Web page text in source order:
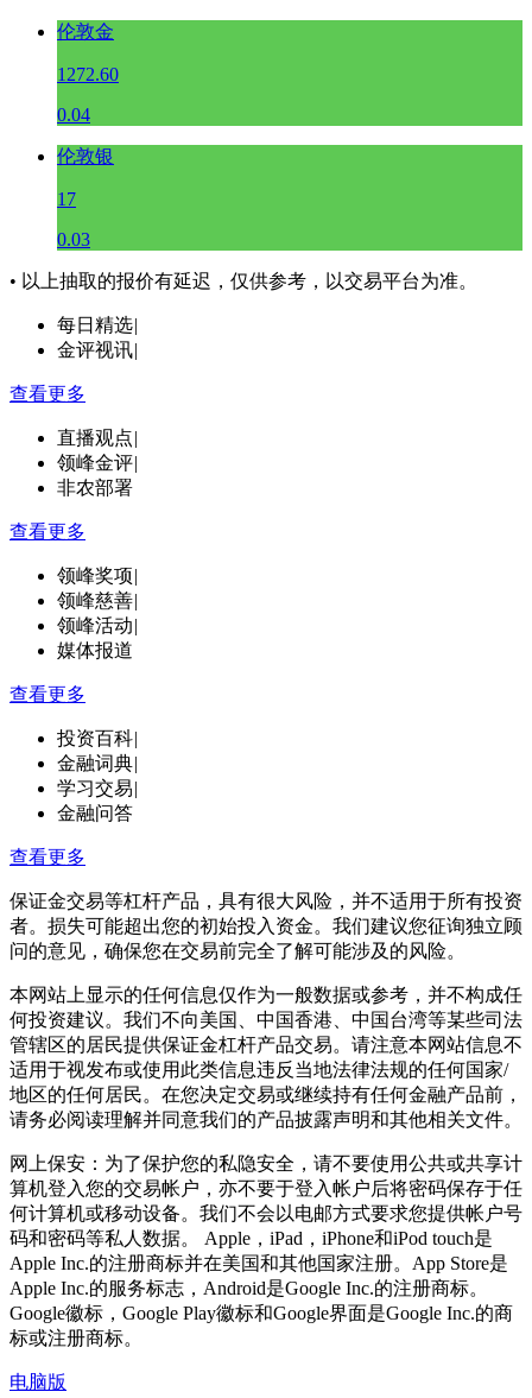
伦敦金
1272.60
0.04
伦敦银
17
0.03
• 以上抽取的报价有延迟，仅供参考，以交易平台为准。
每日精选|
金评视讯|
查看更多
直播观点|
领峰金评|
非农部署
查看更多
领峰奖项|
领峰慈善|
领峰活动|
媒体报道
查看更多
投资百科|
金融词典|
学习交易|
金融问答
查看更多
保证金交易等杠杆产品，具有很大风险，并不适用于所有投资
者。损失可能超出您的初始投入资金。我们建议您征询独立顾
问的意见，确保您在交易前完全了解可能涉及的风险。
本网站上显示的任何信息仅作为一般数据或参考，并不构成任
何投资建议。我们不向美国、中国香港、中国台湾等某些司法
管辖区的居民提供保证金杠杆产品交易。请注意本网站信息不
适用于视发布或使用此类信息违反当地法律法规的任何国家/
地区的任何居民。在您决定交易或继续持有任何金融产品前，
请务必阅读理解并同意我们的产品披露声明和其他相关文件。
网上保安：为了保护您的私隐安全，请不要使用公共或共享计
算机登入您的交易帐户，亦不要于登入帐户后将密码保存于任
何计算机或移动设备。我们不会以电邮方式要求您提供帐户号
码和密码等私人数据。 Apple，iPad，iPhone和iPod touch是
Apple Inc.的注册商标并在美国和其他国家注册。App Store是
Apple Inc.的服务标志，Android是Google Inc.的注册商标。
Google徽标，Google Play徽标和Google界面是Google Inc.的商
标或注册商标。
电脑版